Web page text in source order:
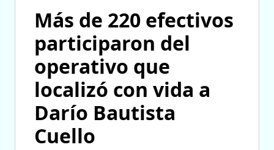
Más de 220 efectivos
participaron del
operativo que
localizó con vida a
Darío Bautista
Cuello